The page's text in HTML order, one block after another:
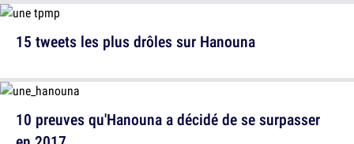
10 preuves qu'Hanouna a décidé de se surpasser
15 tweets les plus drôles sur Hanouna